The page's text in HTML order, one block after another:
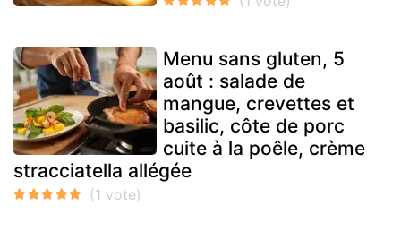
Menu sans gluten, 5
août : salade de
mangue, crevettes et
basilic, côte de porc
cuite à la poêle, crème
stracciatella allégée